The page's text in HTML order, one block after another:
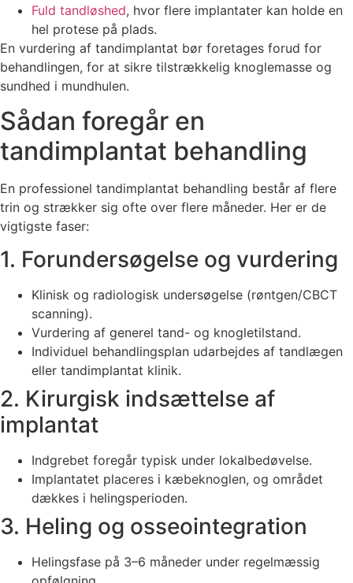
Fuld tandløshed, hvor flere implantater kan holde en
hel protese på plads.
En vurdering af tandimplantat bør foretages forud for
behandlingen, for at sikre tilstrækkelig knoglemasse og
sundhed i mundhulen.
Sådan foregår en
tandimplantat behandling
En professionel tandimplantat behandling består af flere
trin og strækker sig ofte over flere måneder. Her er de
vigtigste faser:
1. Forundersøgelse og vurdering
Klinisk og radiologisk undersøgelse (røntgen/CBCT
scanning).
Vurdering af generel tand- og knogletilstand.
Individuel behandlingsplan udarbejdes af tandlægen
eller tandimplantat klinik.
2. Kirurgisk indsættelse af
implantat
Indgrebet foregår typisk under lokalbedøvelse.
Implantatet placeres i kæbeknoglen, og området
dækkes i helingsperioden.
3. Heling og osseointegration
Helingsfase på 3–6 måneder under regelmæssig